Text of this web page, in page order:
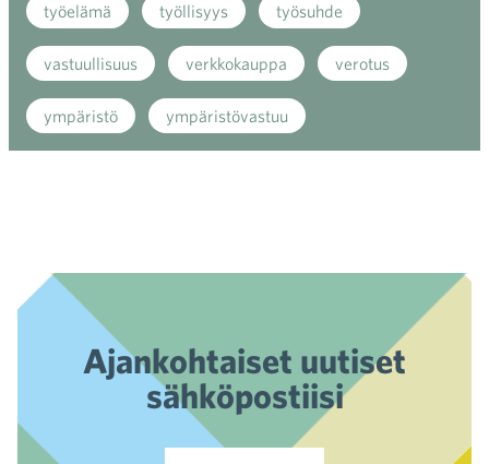
työelämä työllisyys työsuhde
vastuullisuus verkkokauppa verotus
ympäristö ympäristövastuu
Ajankohtaiset uutiset
sähköpostiisi